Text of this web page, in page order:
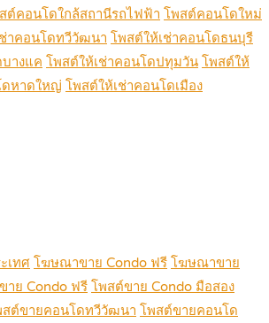
ต์คอนโดใกล้สถานีรถไฟฟ้า โพสต์คอนโดใหม่
าคอนโดทวีวัฒนา โพสต์ให้เช่าคอนโดธนบุรี
างแค โพสต์ให้เช่าคอนโดปทุมวัน โพสต์ให้
ดหาดใหญ่ โพสต์ให้เช่าคอนโดเมือง
เทศ โฆษณาขาย Condo ฟรี โฆษณาขาย
าย Condo ฟรี โพสต์ขาย Condo มือสอง
สต์ขายคอนโดทวีวัฒนา โพสต์ขายคอนโด